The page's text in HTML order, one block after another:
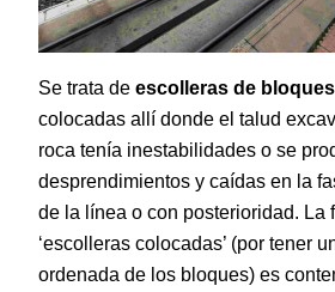
Se trata de escolleras de
colocadas allí donde el talud
roca tenía inestabilidades o se
desprendimientos y caídas en la
de la línea o con posterioridad. La
‘escolleras colocadas’ (por tener
ordenada de los bloques) es